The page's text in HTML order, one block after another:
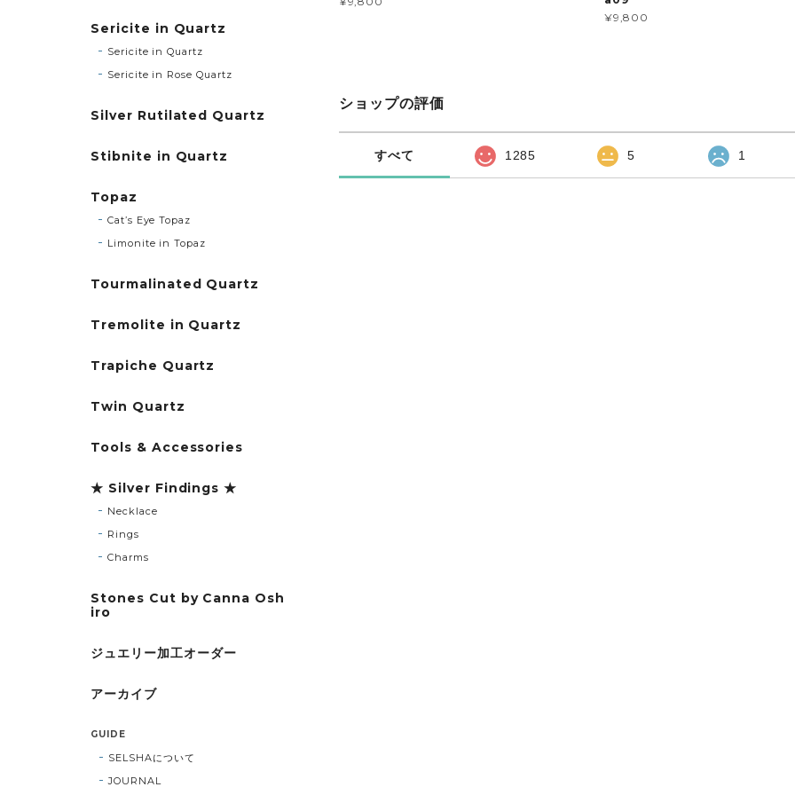
¥9,800
ショップの評価
すべて 1285 5 1
Sericite in Quartz
Sericite in Quartz
Sericite in Rose Quartz
Silver Rutilated Quartz
Stibnite in Quartz
Topaz
Cat’s Eye Topaz
Limonite in Topaz
Tourmalinated Quartz
Tremolite in Quartz
Trapiche Quartz
Twin Quartz
Tools & Accessories
★ Silver Findings ★
Necklace
Rings
Charms
Stones Cut by Canna Osh
iro
ジュエリー加工オーダー
アーカイブ
GUIDE
SELSHAについて
JOURNAL